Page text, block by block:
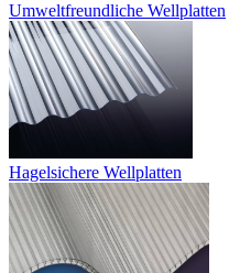
Umweltfreundliche Wellplatten
Hagelsichere Wellplatten